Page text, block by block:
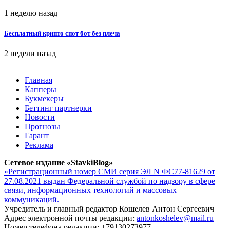
1 неделю назад
Бесплатный крипто спот бот без плеча
2 недели назад
Главная
Капперы
Букмекеры
Беттинг партнерки
Новости
Прогнозы
Гарант
Реклама
Сетевое издание «StavkiBlog»
«Регистрационный номер СМИ серия ЭЛ N ФС77-81629 от
27.08.2021 выдан Федеральной службой по надзору в сфере
связи, информационных технологий и массовых
коммуникаций.
Учредитель и главный редактор Кошелев Антон Сергеевич
Адрес электронной почты редакции: antonkoshelev@mail.ru